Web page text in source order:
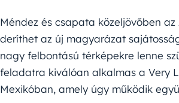
Méndez és csapata közeljövőben
deríthet az új magyarázat
nagy felbontású térképekre lenne
feladatra kiválóan alkalmas a Very
Mexikóban, amely úgy működik